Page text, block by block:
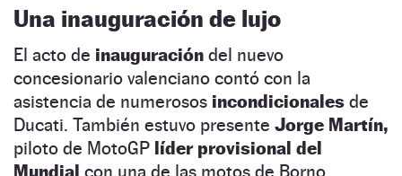
Una inauguración de lujo
El acto de inauguración del nuevo
concesionario valenciano contó con la
asistencia de numerosos incondicionales de
Ducati. También estuvo presente Jorge Martín,
piloto de MotoGP líder provisional del
Mundial con una de las motos de Borno